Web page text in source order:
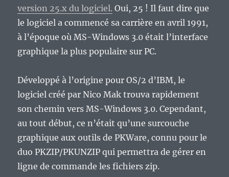
version 25.x du logiciel. Oui, 25 ! Il faut dire que
le logiciel a commencé sa carrière en avril 1991,
à l’époque où MS-Windows 3.0 était l’interface
graphique la plus populaire sur PC.
Développé à l’origine pour OS/2 d’IBM, le
logiciel créé par Nico Mak trouva rapidement
son chemin vers MS-Windows 3.0. Cependant,
au tout début, ce n’était qu’une surcouche
graphique aux outils de PKWare, connu pour le
duo PKZIP/PKUNZIP qui permettra de gérer en
ligne de commande les fichiers zip.